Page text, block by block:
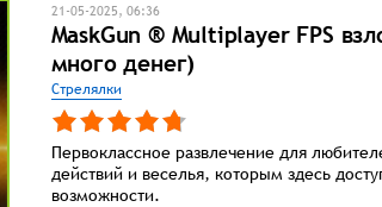
21-05-2025, 06:36
MaskGun ® Multiplayer FPS
много денег)
Стрелялки
Первоклассное развлечение для
действий и веселья, которым здесь
возможности.